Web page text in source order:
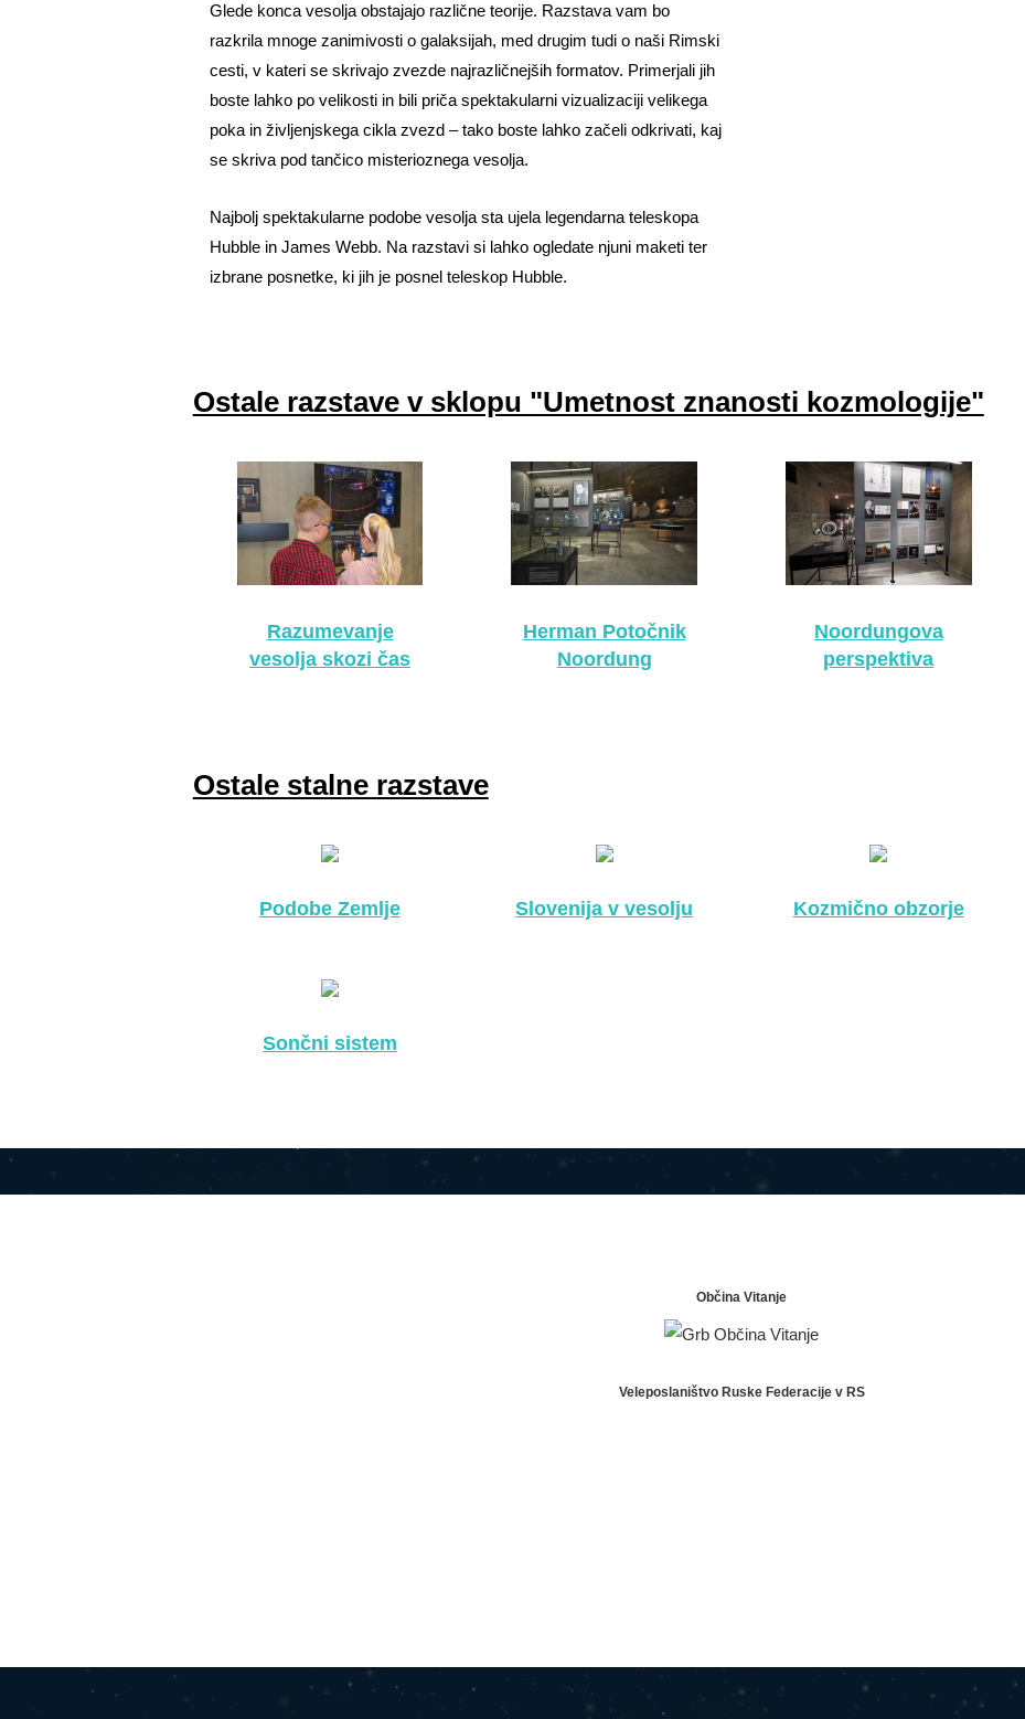
Glede konca vesolja obstajajo različne teorije. Razstava vam bo
razkrila mnoge zanimivosti o galaksijah, med drugim tudi o naši Rimski
cesti, v kateri se skrivajo zvezde najrazličnejših formatov. Primerjali jih
boste lahko po velikosti in bili priča spektakularni vizualizaciji velikega
poka in življenjskega cikla zvezd – tako boste lahko začeli odkrivati, kaj
se skriva pod tančico misterioznega vesolja.
Najbolj spektakularne podobe vesolja sta ujela legendarna teleskopa
Hubble in James Webb. Na razstavi si lahko ogledate njuni maketi ter
izbrane posnetke, ki jih je posnel teleskop Hubble.
Ostale razstave v sklopu "Umetnost znanosti kozmologije"
Razumevanje
vesolja skozi čas
Herman Potočnik
Noordung
Noordungova
perspektiva
Ostale stalne razstave
Podobe Zemlje Slovenija v vesolju Kozmično obzorje
Sončni sistem
Občina Vitanje
Veleposlaništvo Ruske Federacije v RS